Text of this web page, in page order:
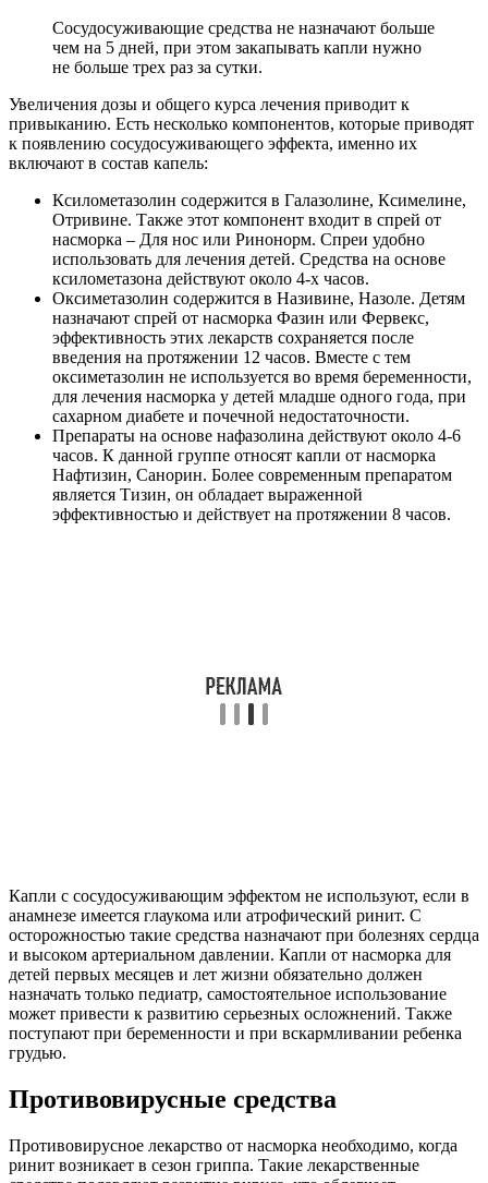
Сосудосуживающие средства не назначают больше
чем на 5 дней, при этом закапывать капли нужно
не больше трех раз за сутки.
Увеличения дозы и общего курса лечения приводит к
привыканию. Есть несколько компонентов, которые приводят
к появлению сосудосуживающего эффекта, именно их
включают в состав капель:
Ксилометазолин содержится в Галазолине, Ксимелине,
Отривине. Также этот компонент входит в спрей от
насморка – Для нос или Ринонорм. Спреи удобно
использовать для лечения детей. Средства на основе
ксилометазона действуют около 4-х часов.
Оксиметазолин содержится в Називине, Назоле. Детям
назначают спрей от насморка Фазин или Фервекс,
эффективность этих лекарств сохраняется после
введения на протяжении 12 часов. Вместе с тем
оксиметазолин не используется во время беременности,
для лечения насморка у детей младше одного года, при
сахарном диабете и почечной недостаточности.
Препараты на основе нафазолина действуют около 4-6
часов. К данной группе относят капли от насморка
Нафтизин, Санорин. Более современным препаратом
является Тизин, он обладает выраженной
эффективностью и действует на протяжении 8 часов.
Капли с сосудосуживающим эффектом не используют, если в
анамнезе имеется глаукома или атрофический ринит. С
осторожностью такие средства назначают при болезнях сердца
и высоком артериальном давлении. Капли от насморка для
детей первых месяцев и лет жизни обязательно должен
назначать только педиатр, самостоятельное использование
может привести к развитию серьезных осложнений. Также
поступают при беременности и при вскармливании ребенка
грудью.
Противовирусные средства
Противовирусное лекарство от насморка необходимо, когда
ринит возникает в сезон гриппа. Такие лекарственные